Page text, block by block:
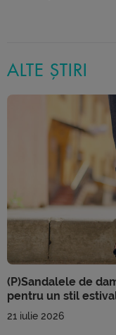
ALTE ȘTIRI
(P)Sandalele de
pentru un stil
21 iulie 2026